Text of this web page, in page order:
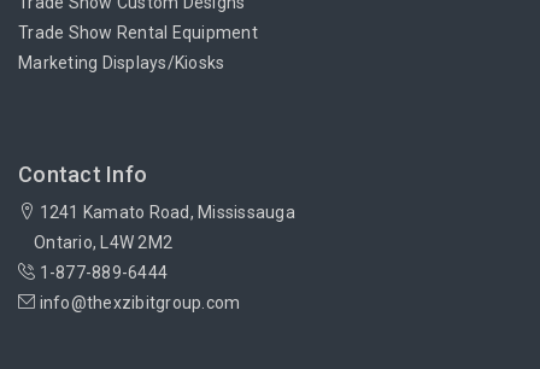
Trade Show Rental Equipment
Marketing Displays/Kiosks
Contact Info
1241 Kamato Road, Mississauga
Ontario, L4W 2M2
1-877-889-6444
info@thexzibitgroup.com